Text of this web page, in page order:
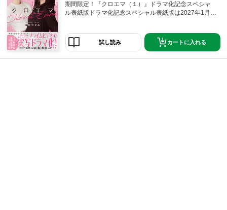
期間限定！『クロエマ（１）』ドラマ化記念スペシャ
ル表紙版ドラマ化記念スペシャル表紙版は2027年1月末
ご注意ください。☆『クロエマ』プライムビデオでド
ラマ化！☆6月12日(金)独占配信スタート「クロエマ」
試し読み カートに入れる